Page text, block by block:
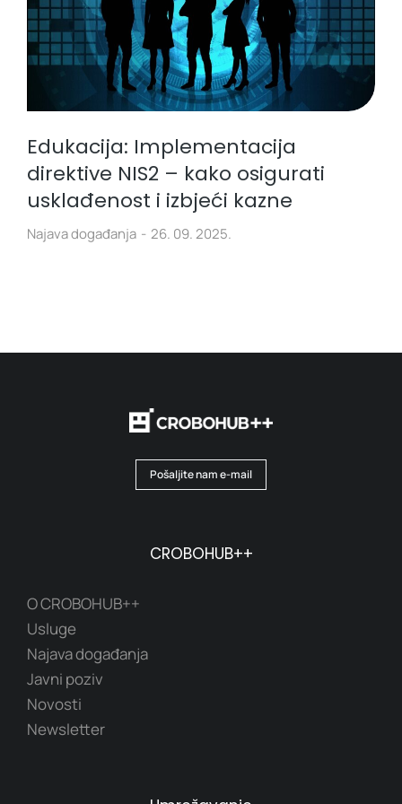
Edukacija: Implementacija
direktive NIS2 – kako osigurati
usklađenost i izbjeći kazne
Najava događanja 26. 09. 2025.
Pošaljite nam e-mail
CROBOHUB++
O CROBOHUB++
Usluge
Najava događanja
Javni poziv
Novosti
Newsletter